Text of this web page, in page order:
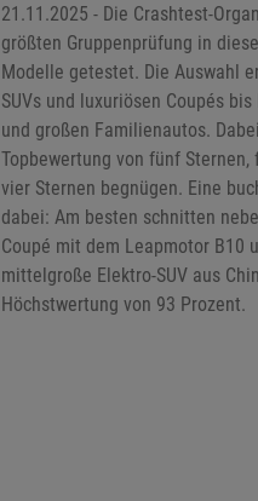
21.11.2025 - Die Crashtest-
größten Gruppenprüfung in
Modelle getestet. Die Auswahl
SUVs und luxuriösen Coupés
und großen Familienautos.
Topbewertung von fünf
vier Sternen begnügen. Eine
dabei: Am besten schnitten
Coupé mit dem Leapmotor B10
mittelgroße Elektro-SUV aus
Höchstwertung von 93 Prozent.